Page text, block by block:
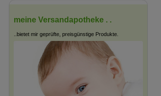
meine Versandapotheke . .
..bietet mir geprüfte, preisgünstige Produkte.